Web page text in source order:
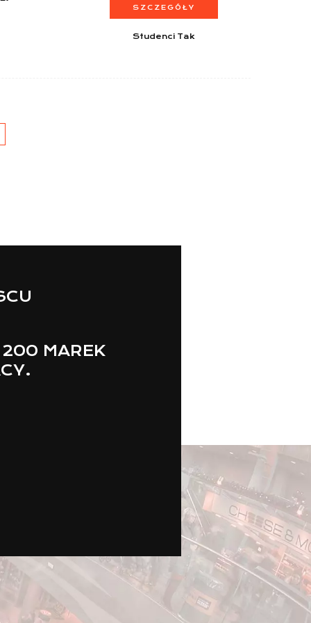
SZCZEGÓŁY
Studenci Tak
MAREK